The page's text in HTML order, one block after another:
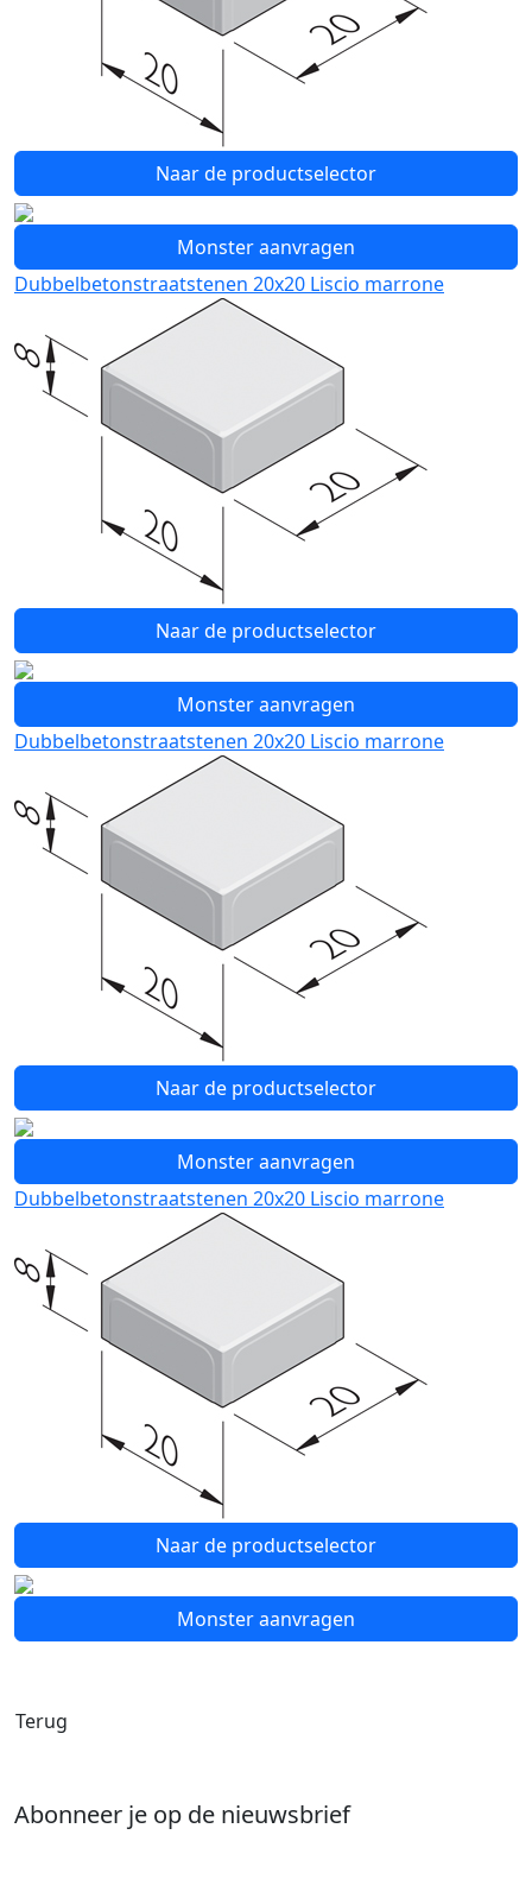
Naar de productselector
Monster aanvragen
Dubbelbetonstraatstenen 20x20 Liscio marrone
Naar de productselector
Monster aanvragen
Dubbelbetonstraatstenen 20x20 Liscio marrone
Naar de productselector
Monster aanvragen
Dubbelbetonstraatstenen 20x20 Liscio marrone
Naar de productselector
Monster aanvragen
Terug
Abonneer je op de nieuwsbrief